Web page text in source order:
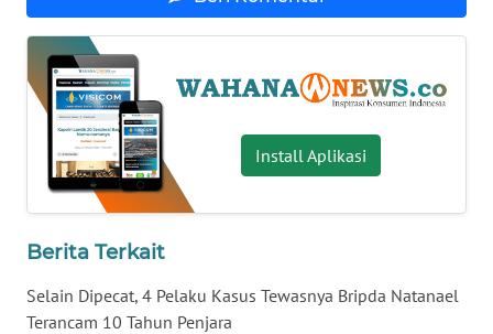
Install Aplikasi
Berita Terkait
Selain Dipecat, 4 Pelaku Kasus Tewasnya Bripda Natanael
Terancam 10 Tahun Penjara
WN
BABEL
WN
SUMBAR
WN
SUMSEL
BENGKULU